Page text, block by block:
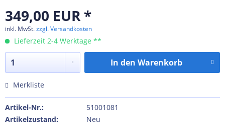
349,00 EUR *
inkl. MwSt.zzgl. Versandkosten
Lieferzeit 2-4 Werktage **
In den Warenkorb
Merkliste
Artikel-Nr.:
51001081
Artikelzustand:
Neu